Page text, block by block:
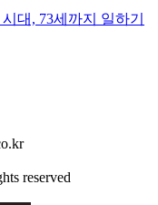
대, 73세까지 일하기
reserved